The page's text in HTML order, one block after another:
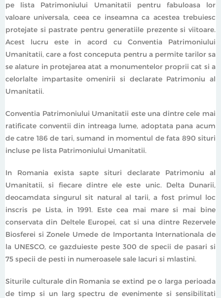
pe lista Patrimoniului Umanitatii pentru fabuloasa lor
valoare universala, ceea ce inseamna ca acestea trebuiesc
protejate si pastrate pentru generatiile prezente si viitoare.
Acest lucru este in acord cu Conventia Patrimoniului
Umanitatii, care a fost conceputa pentru a permite tarilor sa
se alature in protejarea atat a monumentelor proprii cat si a
celorlalte impartasite omenirii si declarate Patrimoniu al
Umanitatii.
Conventia Patrimoniului Umanitatii este una dintre cele mai
ratificate conventii din intreaga lume, adoptata pana acum
de catre 186 de tari, sumand in momentul de fata 890 situri
incluse pe lista Patrimoniului Umanitatii.
In Romania exista sapte situri declarate Patrimoniu al
Umanitatii, si fiecare dintre ele este unic. Delta Dunarii,
deocamdata singurul sit natural al tarii, a fost primul loc
inscris pe Lista, in 1991. Este cea mai mare si mai bine
conservata din Deltele Europei, cat si una dintre Rezervele
Biosferei si Zonele Umede de Importanta Internationala de
la UNESCO, ce gazduieste peste 300 de specii de pasari si
75 specii de pesti in numeroasele sale lacuri si mlastini.
Siturile culturale din Romania se extind pe o larga perioada
de timp si un larg spectru de evenimente si sensibilitati